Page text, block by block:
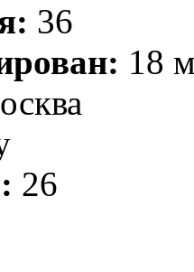
36
18
26